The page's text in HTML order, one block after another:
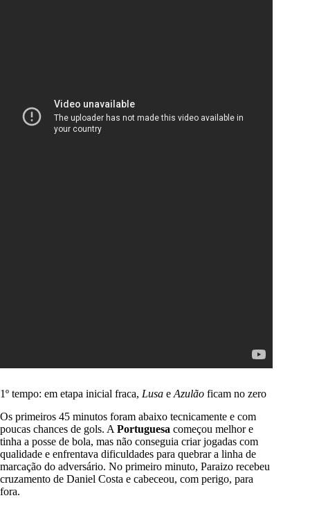
1º tempo: em etapa inicial fraca, Lusa e Azulão ficam no zero
Os primeiros 45 minutos foram abaixo tecnicamente e com
poucas chances de gols. A Portuguesa começou melhor e
tinha a posse de bola, mas não conseguia criar jogadas com
qualidade e enfrentava dificuldades para quebrar a linha de
marcação do adversário. No primeiro minuto, Paraizo recebeu
cruzamento de Daniel Costa e cabeceou, com perigo, para
fora.